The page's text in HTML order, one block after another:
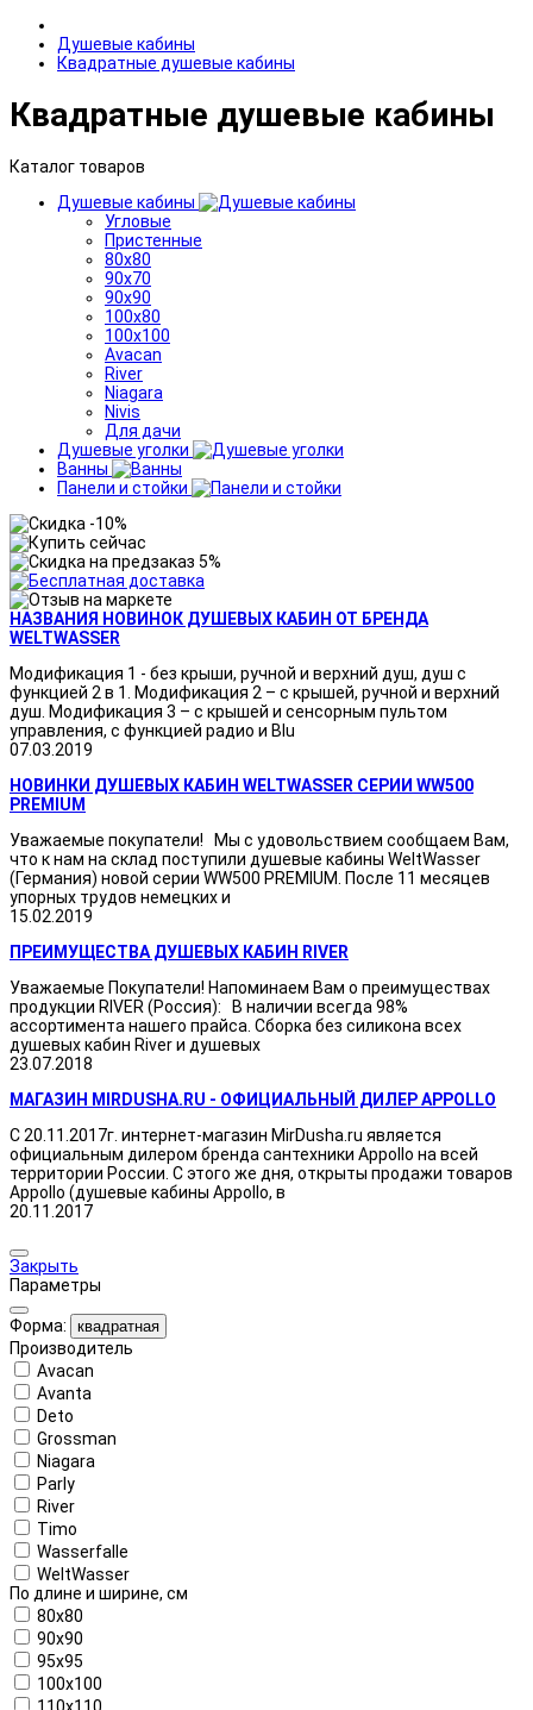
Душевые кабины
Квадратные душевые кабины
Квадратные душевые кабины
Каталог товаров
Душевые кабины
Угловые
Пристенные
80x80
90x70
90x90
100x80
100x100
Avacan
River
Niagara
Nivis
Для дачи
Душевые уголки
Ванны
Панели и стойки
НАЗВАНИЯ НОВИНОК ДУШЕВЫХ КАБИН ОТ БРЕНДА
WELTWASSER
Модификация 1 - без крыши, ручной и верхний душ, душ с
функцией 2 в 1. Модификация 2 – с крышей, ручной и верхний
душ. Модификация 3 – с крышей и сенсорным пультом
управления, с функцией радио и Blu
07.03.2019
НОВИНКИ ДУШЕВЫХ КАБИН WELTWASSER СЕРИИ WW500
PREMIUM
Уважаемые покупатели! Мы с удовольствием сообщаем Вам,
что к нам на склад поступили душевые кабины WeltWasser
(Германия) новой серии WW500 PREMIUM. После 11 месяцев
упорных трудов немецких и
15.02.2019
ПРЕИМУЩЕСТВА ДУШЕВЫХ КАБИН RIVER
Уважаемые Покупатели! Напоминаем Вам о преимуществах
продукции RIVER (Россия): В наличии всегда 98%
ассортимента нашего прайса. Сборка без силикона всех
душевых кабин River и душевых
23.07.2018
МАГАЗИН MIRDUSHA.RU - ОФИЦИАЛЬНЫЙ ДИЛЕР APPOLLO
С 20.11.2017г. интернет-магазин MirDusha.ru является
официальным дилером бренда сантехники Appollo на всей
территории России. С этого же дня, открыты продажи товаров
Appollo (душевые кабины Appollo, в
20.11.2017
Закрыть
Параметры
Форма: квадратная
Производитель
Avacan
Avanta
Deto
Grossman
Niagara
Parly
River
Timo
Wasserfalle
WeltWasser
По длине и ширине, см
80x80
90x90
95x95
100x100
110x110